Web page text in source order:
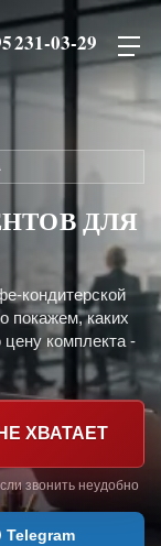
231-03-29
ДЛЯ
кондитерской
покажем, каких
цену комплекта -
ХВАТАЕТ
звонить неудобно
Telegram